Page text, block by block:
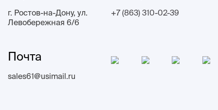
г. Ростов-на-Дону, ул.
Левобережная 6/6
+7 (863) 310-02-39
Почта
sales61@usimail.ru